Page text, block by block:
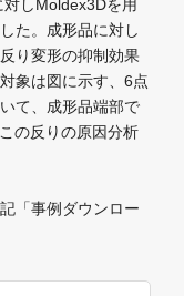
しMoldex3Dを用
た。成形品に対し
り変形の抑制効果
象は図に示す、6点
て、成形品端部で
の反りの原因分析
「事例ダウンロー